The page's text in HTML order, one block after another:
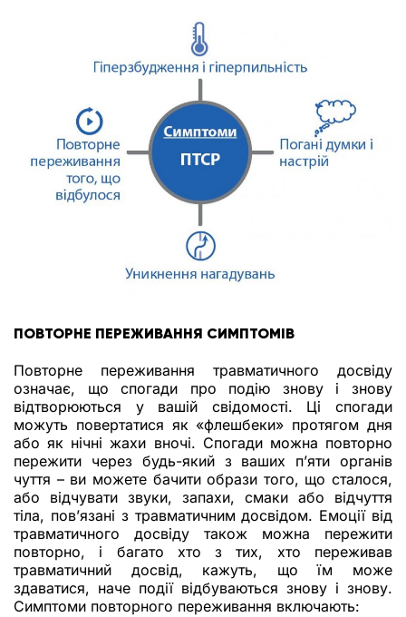
ПОВТОРНЕ ПЕРЕЖИВАННЯ СИМПТОМІВ
Повторне переживання травматичного досвіду
означає, що спогади про подію знову і знову
відтворюються у вашій свідомості. Ці спогади
можуть повертатися як «флешбеки» протягом дня
або як нічні жахи вночі. Спогади можна повторно
пережити через будь-який з ваших п’яти органів
чуття – ви можете бачити образи того, що сталося,
або відчувати звуки, запахи, смаки або відчуття
тіла, пов’язані з травматичним досвідом. Емоції від
травматичного досвіду також можна пережити
повторно, і багато хто з тих, хто переживав
травматичний досвід, кажуть, що їм може
здаватися, наче події відбуваються знову і знову.
Симптоми повторного переживання включають: